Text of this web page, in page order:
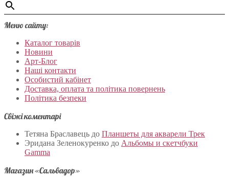
Меню сайту:
Каталог товарів
Новини
Арт-Блог
Наші контакти
Особистий кабінет
Доставка, оплата та політика повернень
Політика безпеки
Свіжі коментарі
Тетяна Браславець до Планшеты для акварели Трек
Эридана Зеленокуренко до Альбомы и скетчбуки
Gamma
Магазин «Сальвадор»